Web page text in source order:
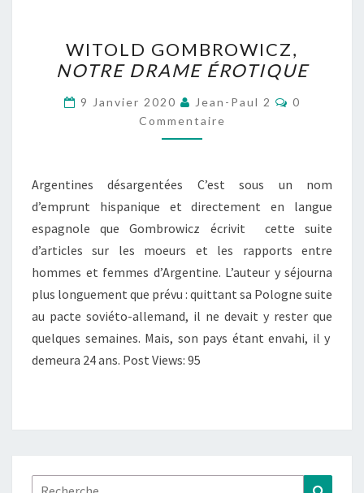
GOMBROWICZ,
NOTRE
DRAME
ÉROTIQUE
WITOLD GOMBROWICZ,
NOTRE DRAME ÉROTIQUE
9 Janvier 2020 Jean-Paul 2
0
Commentaire
Argentines désargentées C’est sous un nom
d’emprunt hispanique et directement en langue
espagnole que Gombrowicz écrivit cette suite
d’articles sur les moeurs et les rapports entre
hommes et femmes d’Argentine. L’auteur y séjourna
plus longuement que prévu : quittant sa Pologne suite
au pacte soviéto-allemand, il ne devait y rester que
quelques semaines. Mais, son pays étant envahi, il y
demeura 24 ans. Post Views: 95
Rechercher :